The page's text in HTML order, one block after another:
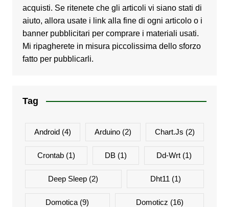
acquisti. Se ritenete che gli articoli vi siano stati di
aiuto, allora usate i link alla fine di ogni articolo o i
banner pubblicitari per comprare i materiali usati.
Mi ripagherete in misura piccolissima dello sforzo
fatto per pubblicarli.
Tag
Android(4) Arduino (2) Chart.js (2)
Crontab(1) DB (1) Dd-Wrt (1)
Deep Sleep (2) Dht11 (1)
Domotica (9) Domoticz (16)